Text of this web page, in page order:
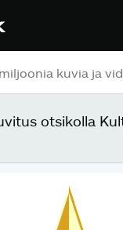
otsikolla